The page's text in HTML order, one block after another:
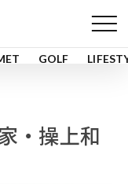
GOLF
・操上和